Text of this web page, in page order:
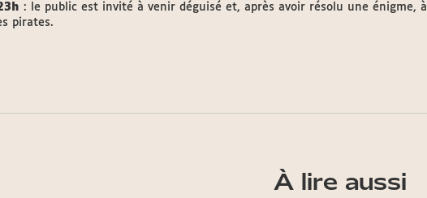
: le public est invité à venir déguisé et, après avoir résolu une énigme, à
pirates.
À lire aussi